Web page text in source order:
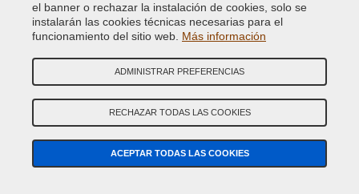
FIRENZE RED MET.
Código de Producto:VCD-BLVC-868
GALWAY GREEN MET. (L.R.)
Código de Color Original :821
Código de Producto:VCD-BLVC-821
el banner o rechazar la instalación de cookies, solo se
instalarán las cookies técnicas necesarias para el
funcionamiento del sitio web. Más información
ADMINISTRAR PREFERENCIAS
RECHAZAR TODAS LAS COOKIES
ACEPTAR TODAS LAS COOKIES